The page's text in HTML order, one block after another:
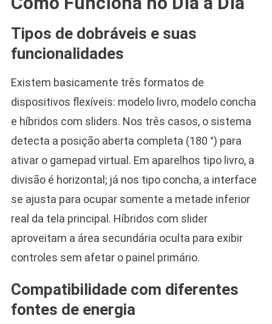
Tipos de dobráveis e suas
funcionalidades
Existem basicamente três formatos de
dispositivos flexíveis: modelo livro, modelo concha
e híbridos com sliders. Nos três casos, o sistema
detecta a posição aberta completa (180 °) para
ativar o gamepad virtual. Em aparelhos tipo livro, a
divisão é horizontal; já nos tipo concha, a interface
se ajusta para ocupar somente a metade inferior
real da tela principal. Híbridos com slider
aproveitam a área secundária oculta para exibir
controles sem afetar o painel primário.
Compatibilidade com diferentes
fontes de energia